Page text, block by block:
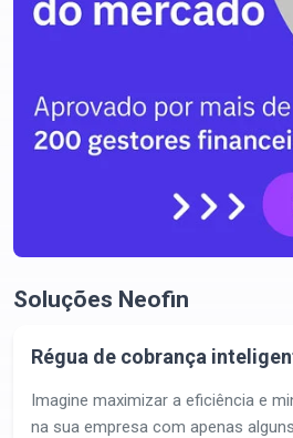
Soluções Neofin
Régua de cobrança
Imagine maximizar a eficiência e
na sua empresa com apenas